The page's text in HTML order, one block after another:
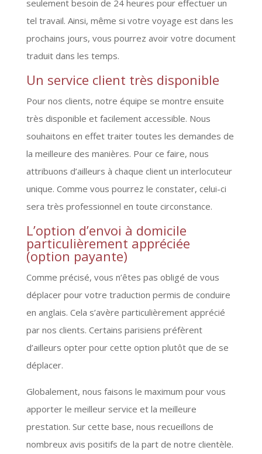
seulement besoin de 24 heures pour effectuer un
tel travail. Ainsi, même si votre voyage est dans les
prochains jours, vous pourrez avoir votre document
traduit dans les temps.
Un service client très disponible
Pour nos clients, notre équipe se montre ensuite
très disponible et facilement accessible. Nous
souhaitons en effet traiter toutes les demandes de
la meilleure des manières. Pour ce faire, nous
attribuons d’ailleurs à chaque client un interlocuteur
unique. Comme vous pourrez le constater, celui-ci
sera très professionnel en toute circonstance.
L’option d’envoi à domicile
particulièrement appréciée
(option payante)
Comme précisé, vous n’êtes pas obligé de vous
déplacer pour votre traduction permis de conduire
en anglais. Cela s’avère particulièrement apprécié
par nos clients. Certains parisiens préfèrent
d’ailleurs opter pour cette option plutôt que de se
déplacer.
Globalement, nous faisons le maximum pour vous
apporter le meilleur service et la meilleure
prestation. Sur cette base, nous recueillons de
nombreux avis positifs de la part de notre clientèle.